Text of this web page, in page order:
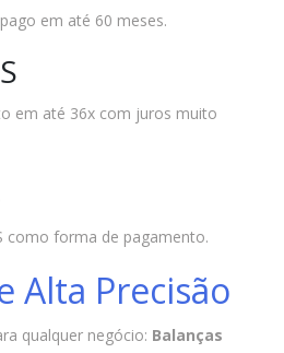
em até 60 meses.
em até 36x com juros muito
como forma de pagamento.
Alta Precisão
qualquer negócio: Balanças